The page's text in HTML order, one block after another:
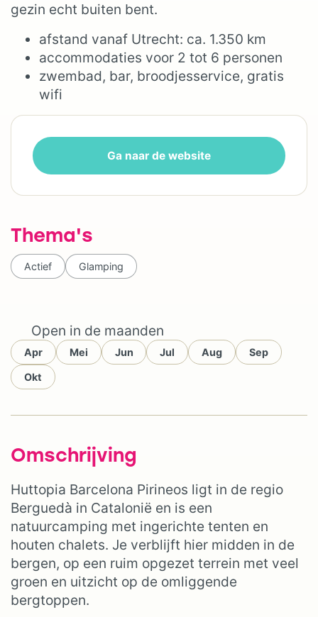
Open in de maanden
Apr Mei Jun Jul Aug Sep
Okt
Omschrijving
Huttopia Barcelona Pirineos ligt in de regio
Berguedà in Catalonië en is een
natuurcamping met ingerichte tenten en
houten chalets. Je verblijft hier midden in de
bergen, op een ruim opgezet terrein met veel
groen en uitzicht op de omliggende
bergtoppen.
gezin echt buiten bent.
afstand vanaf Utrecht: ca. 1.350 km
accommodaties voor 2 tot 6 personen
zwembad, bar, broodjesservice, gratis
wifi
Ga naar de website
Thema's
Actief Glamping